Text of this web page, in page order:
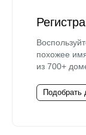
похожее
из 700+
Подобрать